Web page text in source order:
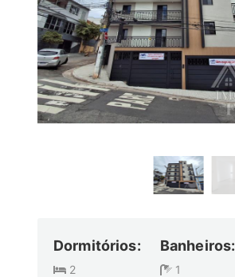
Dormitórios:
2
Banheiros:
1